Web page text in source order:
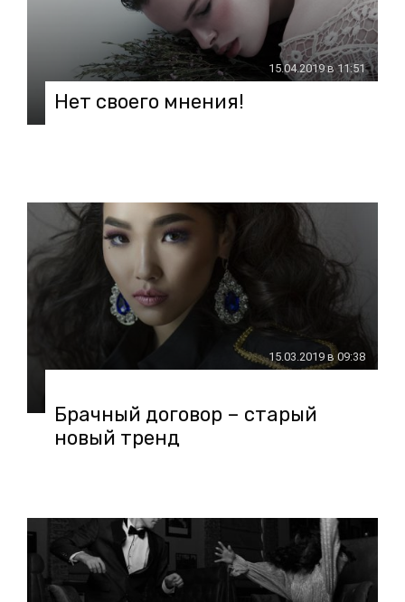
15.04.2019 в 11:51
Нет своего мнения!
15.03.2019 в 09:38
Брачный договор – старый
новый тренд